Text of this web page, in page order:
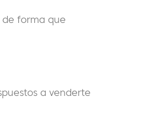
forma que
a venderte